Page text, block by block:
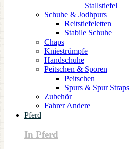
Stallstiefel
Schuhe & Jodhpurs
Reitstiefeletten
Stabile Schuhe
Chaps
Kniestrümpfe
Handschuhe
Peitschen & Sporen
Peitschen
Spurs & Spur Straps
Zubehör
Fahrer Andere
Pferd
In Pferd